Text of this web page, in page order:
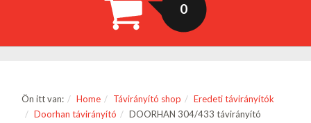
0
Ön itt van: Home Távirányító shop
Eredeti távirányítók
Doorhan távirányító
DOORHAN 304/433 távirányító